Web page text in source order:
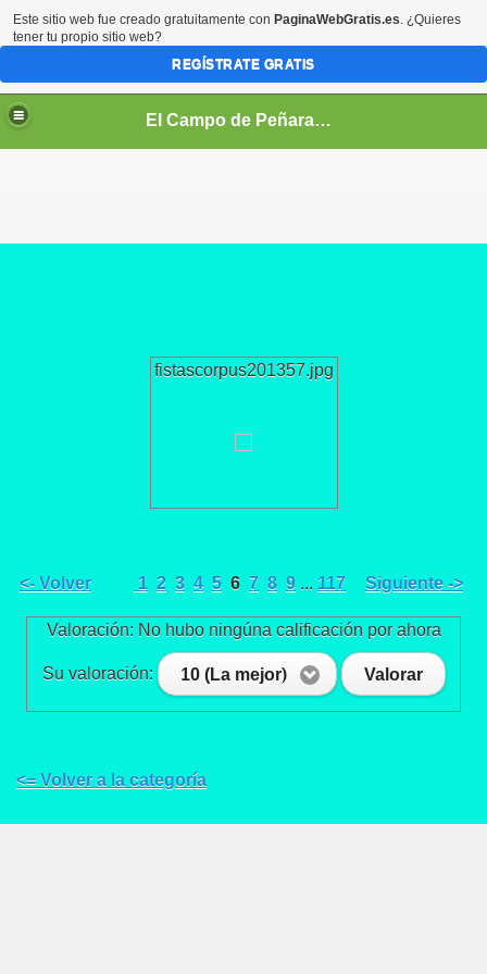
El Campo de Peñaranda (Salamanca)
fistascorpus201357.jpg
<- Volver 1 2 3 4 5 6 7 8 9 ... 117 Siguiente ->
Valoración: No hubo ningúna calificación por ahora
Su valoración: 10 (La mejor) Valorar
<= Volver a la categoría
Este sitio web fue creado gratuitamente con PaginaWebGratis.es. ¿Quieres
tener tu propio sitio web?
REGÍSTRATE GRATIS